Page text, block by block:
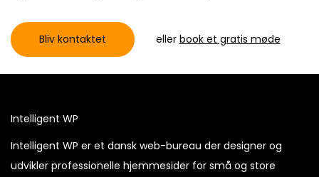
Bliv kontaktet eller book et gratis møde
Intelligent WP
Intelligent WP er et dansk web-bureau der designer og
udvikler professionelle hjemmesider for små og store